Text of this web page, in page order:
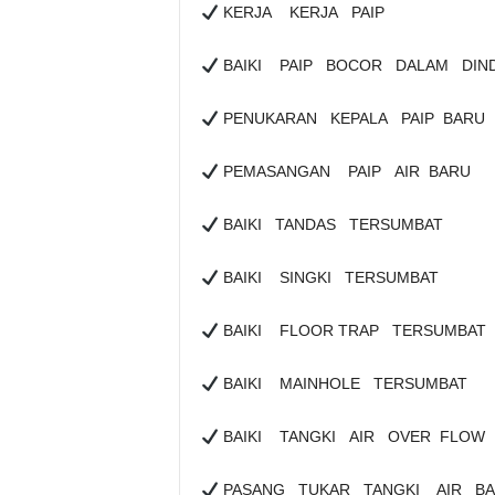
KERJA KERJA PAIP
BAIKI PAIP BOCOR DALAM
PENUKARAN KEPALA PAIP BARU
PEMASANGAN PAIP AIR BARU
BAIKI TANDAS TERSUMBAT
BAIKI SINGKI TERSUMBAT
BAIKI FLOOR TRAP TERSUMBAT
BAIKI MAINHOLE TERSUMBAT
BAIKI TANGKI AIR OVER FLOW
PASANG TUKAR TANGKI AIR